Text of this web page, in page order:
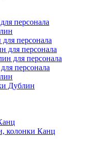
персонала
персонала
для персонала
для персонала
персонала
Дублин
колонки Канц